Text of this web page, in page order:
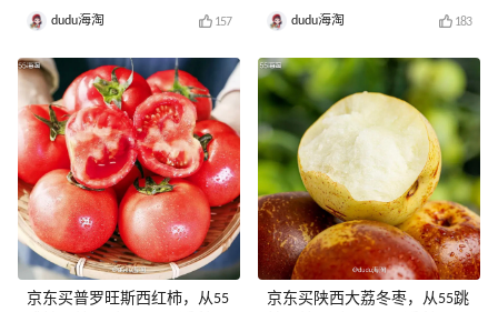
dudu海淘 157
京东买普罗旺斯西红柿，从55
dudu海淘 183
京东买陕西大荔冬枣，从55跳